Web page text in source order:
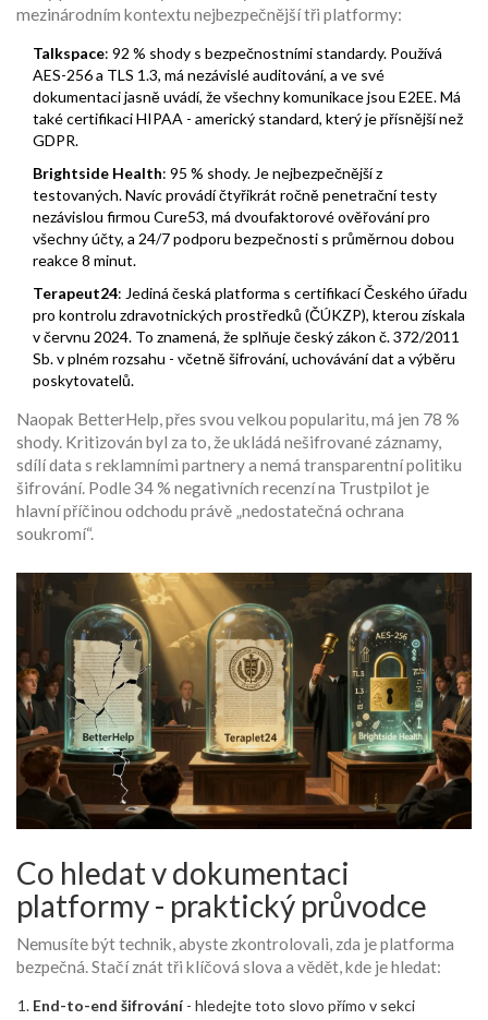
mezinárodním kontextu nejbezpečnější tři platformy:
Talkspace: 92 % shody s bezpečnostními standardy. Používá
AES-256 a TLS 1.3, má nezávislé auditování, a ve své
dokumentaci jasně uvádí, že všechny komunikace jsou E2EE. Má
také certifikaci HIPAA - americký standard, který je přísnější než
GDPR.
Brightside Health: 95 % shody. Je nejbezpečnější z
testovaných. Navíc provádí čtyřikrát ročně penetrační testy
nezávislou firmou Cure53, má dvoufaktorové ověřování pro
všechny účty, a 24/7 podporu bezpečnosti s průměrnou dobou
reakce 8 minut.
Terapeut24: Jediná česká platforma s certifikací Českého úřadu
pro kontrolu zdravotnických prostředků (ČÚKZP), kterou získala
v červnu 2024. To znamená, že splňuje český zákon č. 372/2011
Sb. v plném rozsahu - včetně šifrování, uchovávání dat a výběru
poskytovatelů.
Naopak BetterHelp, přes svou velkou popularitu, má jen 78 %
shody. Kritizován byl za to, že ukládá nešifrované záznamy,
sdílí data s reklamními partnery a nemá transparentní politiku
šifrování. Podle 34 % negativních recenzí na Trustpilot je
hlavní příčinou odchodu právě „nedostatečná ochrana
soukromí“.
Co hledat v dokumentaci
platformy - praktický průvodce
Nemusíte být technik, abyste zkontrolovali, zda je platforma
bezpečná. Stačí znát tři klíčová slova a vědět, kde je hledat:
End-to-end šifrování - hledejte toto slovo přímo v sekci